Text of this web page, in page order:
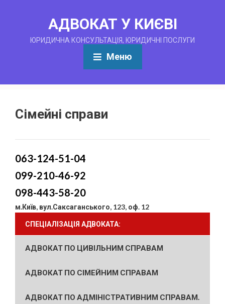
АДВОКАТ У КИЄВІ
ЮРИДИЧНА КОНСУЛЬТАЦІЯ, ЮРИДИЧНІ ПОСЛУГИ
Меню
Сімейні справи
063-124-51-04
099-210-46-92
098-443-58-20
м.Київ, вул.Саксаганського, 123, оф. 12
СПЕЦІАЛІЗАЦІЯ АДВОКАТА:
АДВОКАТ ПО ЦИВІЛЬНИМ СПРАВАМ
АДВОКАТ ПО СІМЕЙНИМ СПРАВАМ
АДВОКАТ ПО АДМІНІСТРАТИВНИМ СПРАВАМ.